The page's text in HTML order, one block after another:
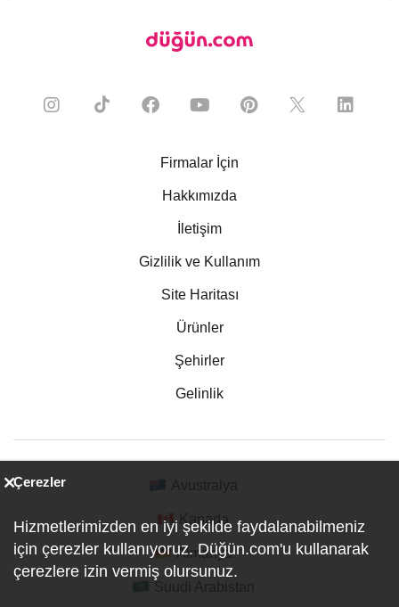
Firmalar İçin
Hakkımızda
İletişim
Gizlilik ve Kullanım
Site Haritası
Ürünler
Şehirler
Gelinlik
Kanada
Almanya
Çerezler
Hizmetlerimizden en iyi şekilde faydalanabilmeniz
için çerezler kullanıyoruz. Düğün.com'u kullanarak
çerezlere izin vermiş olursunuz.